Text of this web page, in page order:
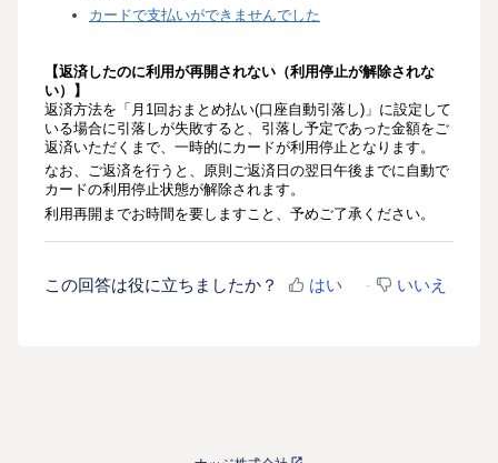
カードで支払いができませんでした
【返済したのに利用が再開されない（利用停止が解除されな
い）
】
返済方法を「月1回おまとめ払い(口座自動引落し)」に設定して
いる場合に引落しが失敗すると、引落し予定であった金額をご
返済いただくまで、一時的にカードが利用停止となります。
なお、
ご返済を行うと、原則ご返済日の翌日午後までに自動で
カードの利用停止状態が解除されます。
利用再開までお時間を要しますこと、予めご了承ください。
この回答は役に立ちましたか？ はい いいえ